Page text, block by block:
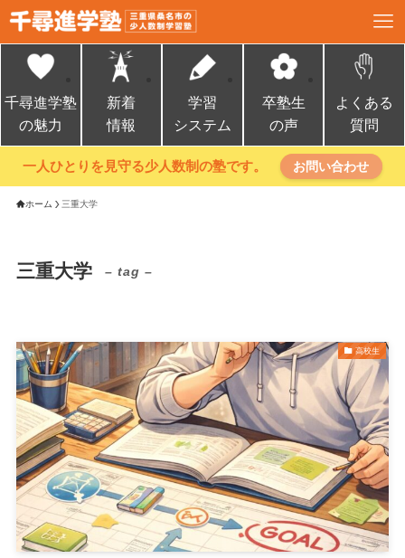
千尋進学塾
の魅力
新着
情報
学習
システム
卒塾生
の声
よくある
質問
一人ひとりを見守る少人数制の塾です。 お問い合わせ
ホーム 三重大学
三重大学 – tag –
高校生